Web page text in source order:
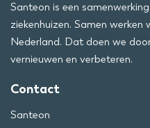
Santeon is een
ziekenhuizen. Samen
Nederland. Dat doen we
vernieuwen en verbeteren.
Contact
Santeon